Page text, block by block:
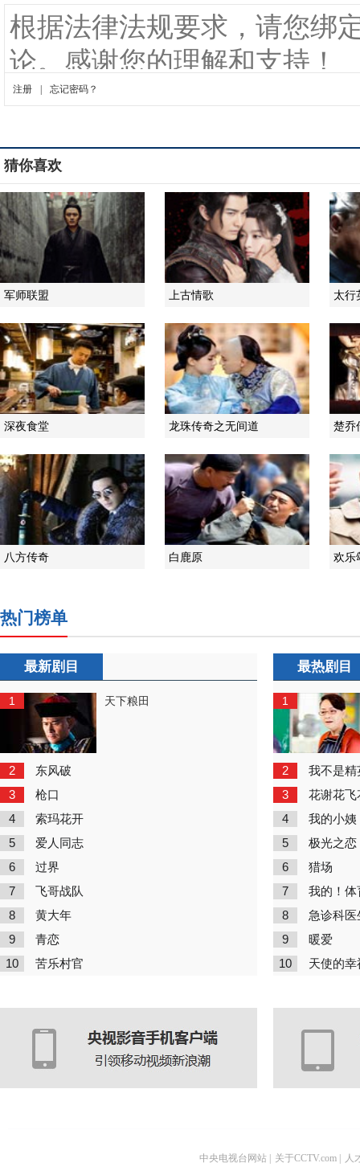
猜你喜欢
军师联盟 上古情歌 太行
深夜食堂 龙珠传奇之无间道 楚乔
八方传奇 白鹿原 欢乐
热门榜单
最新剧目
1 天下粮田
2 东风破
3 枪口
4 索玛花开
5 爱人同志
6 过界
7 飞哥战队
8 黄大年
9 青恋
10 苦乐村官
最热剧目
1
2 我不是精
3 花谢花飞
4 我的小姨
5 极光之恋
6 猎场
7 我的！体
8 急诊科医
9 暖爱
10 天使的幸
中央电视台网站 关于CCTV.com 人